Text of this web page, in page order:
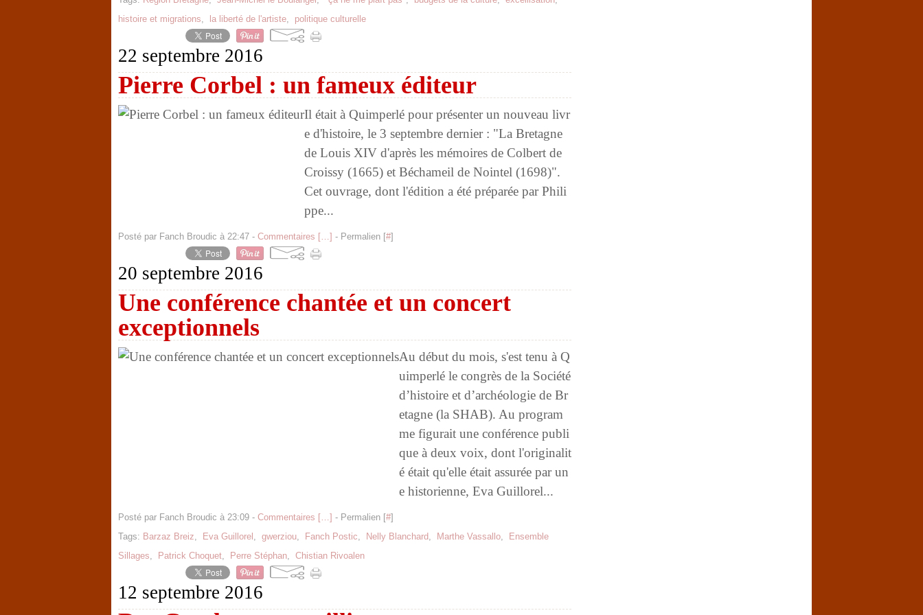
histoire et migrations, la liberté de l'artiste, politique culturelle
22 septembre 2016
Pierre Corbel : un fameux éditeur
Il était à Quimperlé pour présenter un nouveau livr
e d'histoire, le 3 septembre dernier : "La Bretagne
de Louis XIV d'après les mémoires de Colbert de
Croissy (1665) et Béchameil de Nointel (1698)".
Cet ouvrage, dont l'édition a été préparée par Phili
ppe...
Posté par Fanch Broudic à 22:47 - Commentaires […] - Permalien [#]
20 septembre 2016
Une conférence chantée et un concert
exceptionnels
Au début du mois, s'est tenu à Q
uimperlé le congrès de la Société
d’histoire et d’archéologie de Br
etagne (la SHAB). Au program
me figurait une conférence publi
que à deux voix, dont l'originalit
é était qu'elle était assurée par un
e historienne, Eva Guillorel...
Posté par Fanch Broudic à 23:09 - Commentaires […] - Permalien [#]
Tags: Barzaz Breiz, Eva Guillorel , gwerziou, Fanch Postic, Nelly Blanchard, Marthe Vassallo,
Ensemble
Sillages, Patrick Choquet, Perre Stéphan, Chistian Rivoalen
12 septembre 2016